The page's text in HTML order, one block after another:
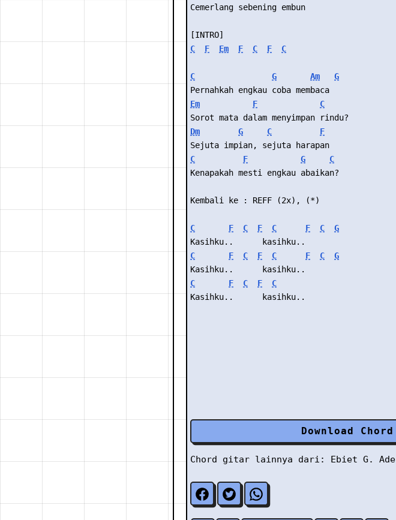
Cemerlang sebening embun
[INTRO]
C
F Em F C F C
C G Am
G
Pernahkah engkau coba membaca
Em
F
C
Sorot mata dalam menyimpan rindu?
Dm
G C
F
Sejuta impian, sejuta harapan
C
F G
C
Kenapakah mesti engkau abaikan?
Kembali ke : REFF (2x), (*)
C F C F C F C
G
Kasihku..      kasihku..
C
F C F C F C
G
Kasihku..      kasihku..
C
F C F
C
Kasihku..      kasihku..
Download Chord
Chord gitar lainnya dari: Ebiet G. Ade